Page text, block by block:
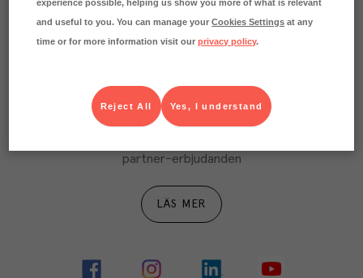
Ta del av Menigo Partner
partner-erbjudanden
LÄS MER
experience possible, helping us show you more of what is relevant
and useful to you. You can manage yourCookies Settings at any
time or for more information visit ourprivacy policy.
Yes, I understand
Reject All